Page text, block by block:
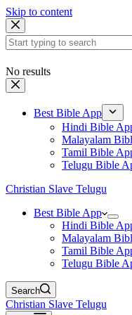
Skip to content
No results
Best Bible App
Hindi Bible
Malayalam
Tamil Bible
Telugu Bible
Christian Slave Telugu
Best Bible App
Hindi Bible
Malayalam
Tamil Bible
Telugu Bible
Search
Christian Slave Telugu